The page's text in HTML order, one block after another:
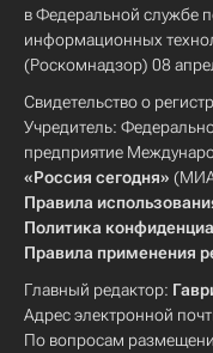
в Федеральной службе
информационных
(Роскомнадзор) 08
Свидетельство о
Учредитель:
предприятие
«Россия сегодня» (МИА
Правила
Политика
Правила применения
Главный редактор:
Адрес электронной
По вопросам